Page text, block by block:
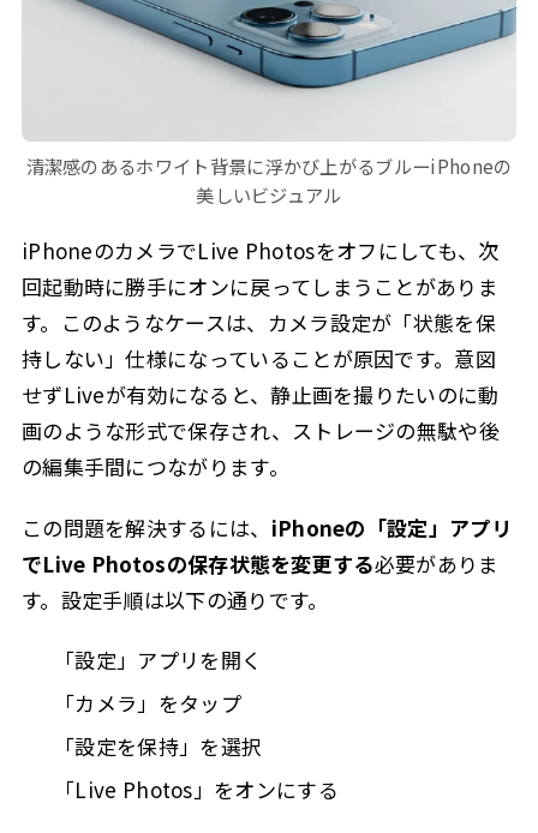
清潔感のあるホワイト背景に浮かび上がるブルーiPhoneの
美しいビジュアル
iPhoneのカメラでLive Photosをオフにしても、次
回起動時に勝手にオンに戻ってしまうことがありま
す。このようなケースは、カメラ設定が「状態を保
持しない」仕様になっていることが原因です。意図
せずLiveが有効になると、静止画を撮りたいのに動
画のような形式で保存され、ストレージの無駄や後
の編集手間につながります。
この問題を解決するには、 iPhoneの「設定」アプリ
でLive Photosの保存状態を変更する必要がありま
す。設定手順は以下の通りです。
「設定」アプリを開く
「カメラ」をタップ
「設定を保持」を選択
「Live Photos」をオンにする